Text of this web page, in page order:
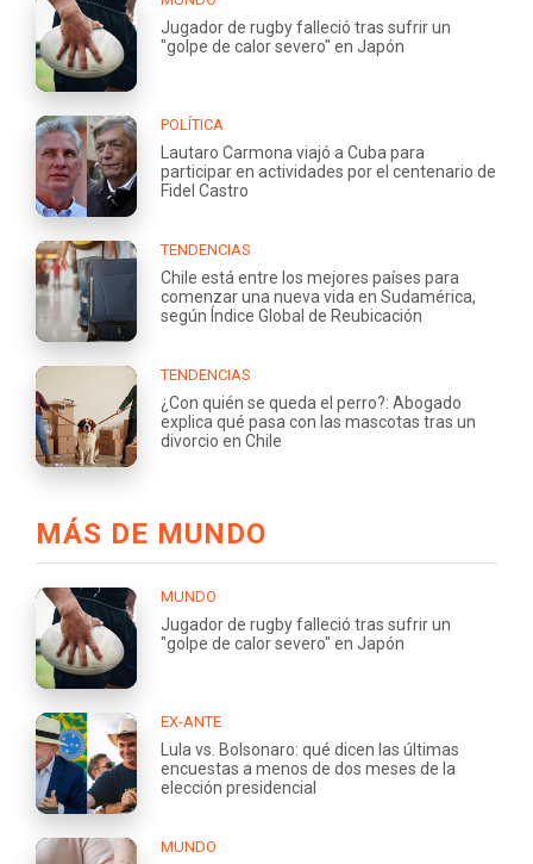
Jugador de rugby falleció tras sufrir un
"golpe de calor severo" en Japón
POLÍTICA
Lautaro Carmona viajó a Cuba para
participar en actividades por el centenario de
Fidel Castro
TENDENCIAS
Chile está entre los mejores países para
comenzar una nueva vida en Sudamérica,
según Índice Global de Reubicación
TENDENCIAS
¿Con quién se queda el perro?: Abogado
explica qué pasa con las mascotas tras un
divorcio en Chile
MÁS DE MUNDO
MUNDO
Jugador de rugby falleció tras sufrir un
"golpe de calor severo" en Japón
EX-ANTE
Lula vs. Bolsonaro: qué dicen las últimas
encuestas a menos de dos meses de la
elección presidencial
MUNDO